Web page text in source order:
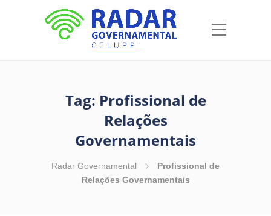
Tag: Profissional de
Relações
Governamentais
Radar Governamental
Profissional de
Relações Governamentais